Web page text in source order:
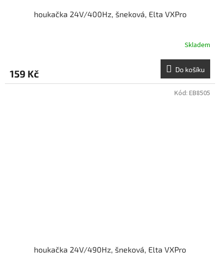
houkačka 24V/400Hz, šneková, Elta VXPro
Skladem
159 Kč Do košíku
houkačka 24V/490Hz, šneková, Elta VXPro
Kód: EB8505